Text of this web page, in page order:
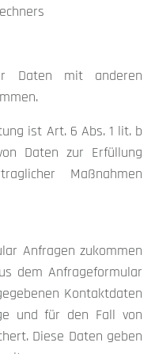
Daten mit anderen
ist Art. 6 Abs. 1 lit. b
Daten zur Erfüllung
Maßnahmen
Anfragen zukommen
dem Anfrageformular
Kontaktdaten
und für den Fall von
Diese Daten geben